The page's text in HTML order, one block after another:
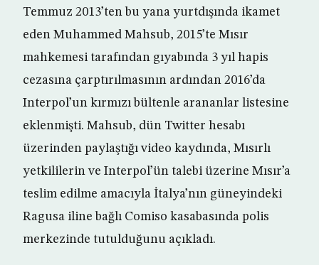
Temmuz 2013’ten bu yana yurtdışında ikamet
eden Muhammed Mahsub, 2015’te Mısır
mahkemesi tarafından gıyabında 3 yıl hapis
cezasına çarptırılmasının ardından 2016’da
Interpol’un kırmızı bültenle arananlar listesine
eklenmişti. Mahsub, dün Twitter hesabı
üzerinden paylaştığı video kaydında, Mısırlı
yetkililerin ve Interpol’ün talebi üzerine Mısır’a
teslim edilme amacıyla İtalya’nın güneyindeki
Ragusa iline bağlı Comiso kasabasında polis
merkezinde tutulduğunu açıkladı.